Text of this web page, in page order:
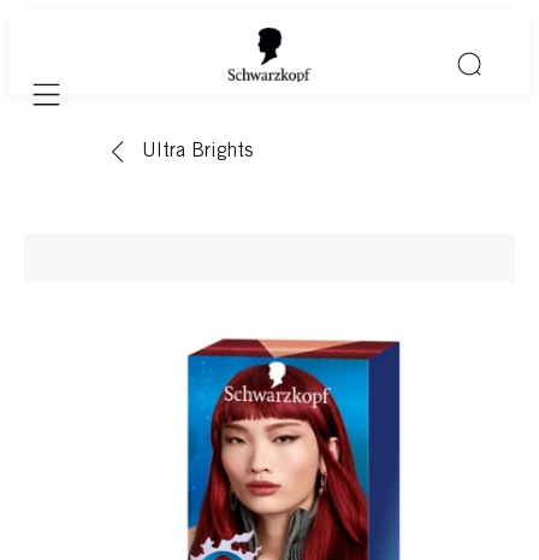
Mobile navigation
Ultra Brights